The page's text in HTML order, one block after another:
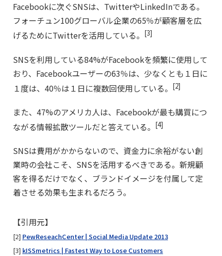
Facebookに次ぐSNSは、TwitterやLinkedInである。
フォーチュン100グローバル企業の65％が顧客層を広
げるためにTwitterを活用している。 [3]
SNSを利用している84%がFacebookを頻繁に使用して
おり、Facebookユーザーの63％は、少なくとも１日に
１度は、40％は１日に複数回使用している。 [2]
また、47%のアメリカ人は、Facebookが最も購買につ
ながる情報拡散ツールだと答えている。 [4]
SNSは費用がかからないので、資金力に余裕がない創
業時の会社こそ、SNSを活用するべきである。新規顧
客を得るだけでなく、ブランドイメージを付属して定
着させる効果も生まれるだろう。
【引用元】
[2] PewReseachCenter | Social Media Update 2013
[3] kISSmetrics | Fastest Way to Lose Customers